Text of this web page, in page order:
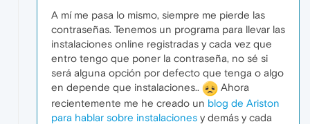
A mí me pasa lo mismo, siempre me pierde las
contraseñas. Tenemos un programa para llevar las
instalaciones online registradas y cada vez que
entro tengo que poner la contraseña, no sé si
será alguna opción por defecto que tenga o algo
en depende que instalaciones..
Ahora
recientemente me he creado un blog de Ariston
para hablar sobre instalaciones y demás y cada